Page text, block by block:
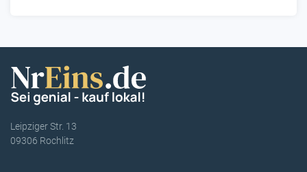
Leipziger Str. 13
09306 Rochlitz